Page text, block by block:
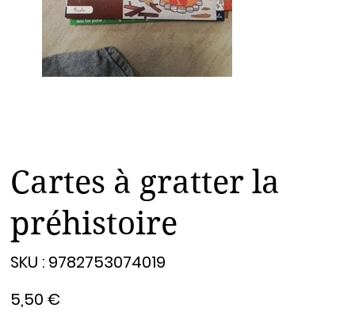
Cartes à gratter la
préhistoire
SKU : 9782753074019
9782753074019
5,50 €